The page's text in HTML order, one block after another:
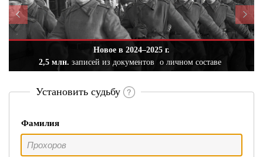
Новое в 2024–2025 г.
2,5 млн. записей из документов о личном составе
Установить судьбу
Фамилия